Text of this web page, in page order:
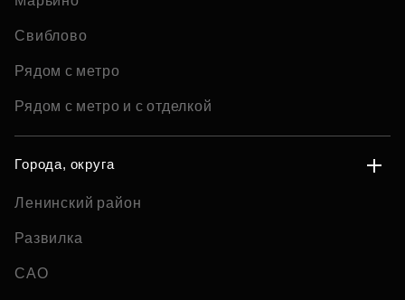
Свиблово
Рядом с метро
Рядом с метро и с отделкой
Города, округа
Ленинский район
Развилка
САО